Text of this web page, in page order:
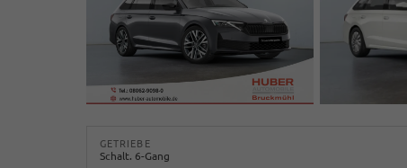
GETRIEBE
Schalt. 6-Gang